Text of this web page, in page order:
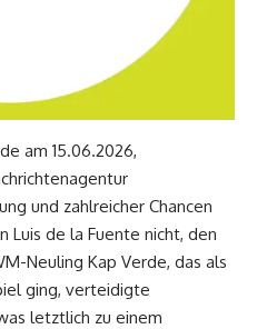
am 15.06.2026,
und zahlreicher Chancen
Luis de la Fuente nicht, den
Neuling Kap Verde, das als
ging, verteidigte
letztlich zu einem